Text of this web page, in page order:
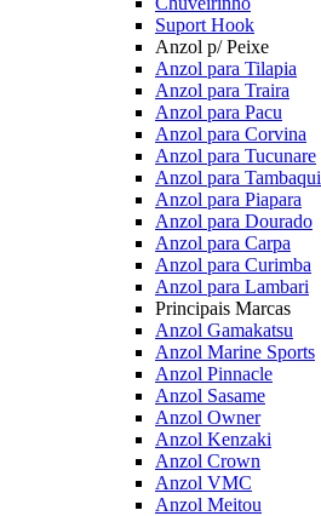
Suport Hook
Anzol p/ Peixe
Anzol para Tilapia
Anzol para Traira
Anzol para Pacu
Anzol para Corvina
Anzol para Tucunare
Anzol para Tambaqui
Anzol para Piapara
Anzol para Dourado
Anzol para Carpa
Anzol para Curimba
Anzol para Lambari
Principais Marcas
Anzol Gamakatsu
Anzol Marine Sports
Anzol Pinnacle
Anzol Sasame
Anzol Owner
Anzol Kenzaki
Anzol Crown
Anzol VMC
Anzol Meitou